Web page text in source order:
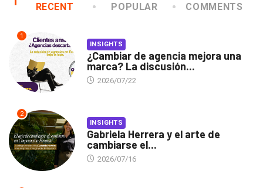
RECENT POPULAR COMMENTS
1
INSIGHTS
¿Cambiar de agencia mejora una
marca? La discusión...
2026/07/22
2
INSIGHTS
Gabriela Herrera y el arte de
cambiarse el...
2026/07/16